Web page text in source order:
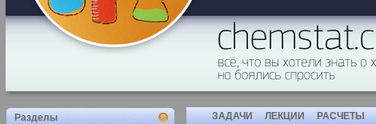
ЗАДАЧИ ЛЕКЦИИ РАСЧЕТЫ
Разделы